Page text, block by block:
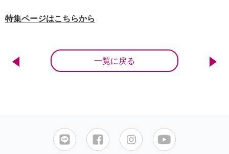
特集ページはこちらから
一覧に戻る